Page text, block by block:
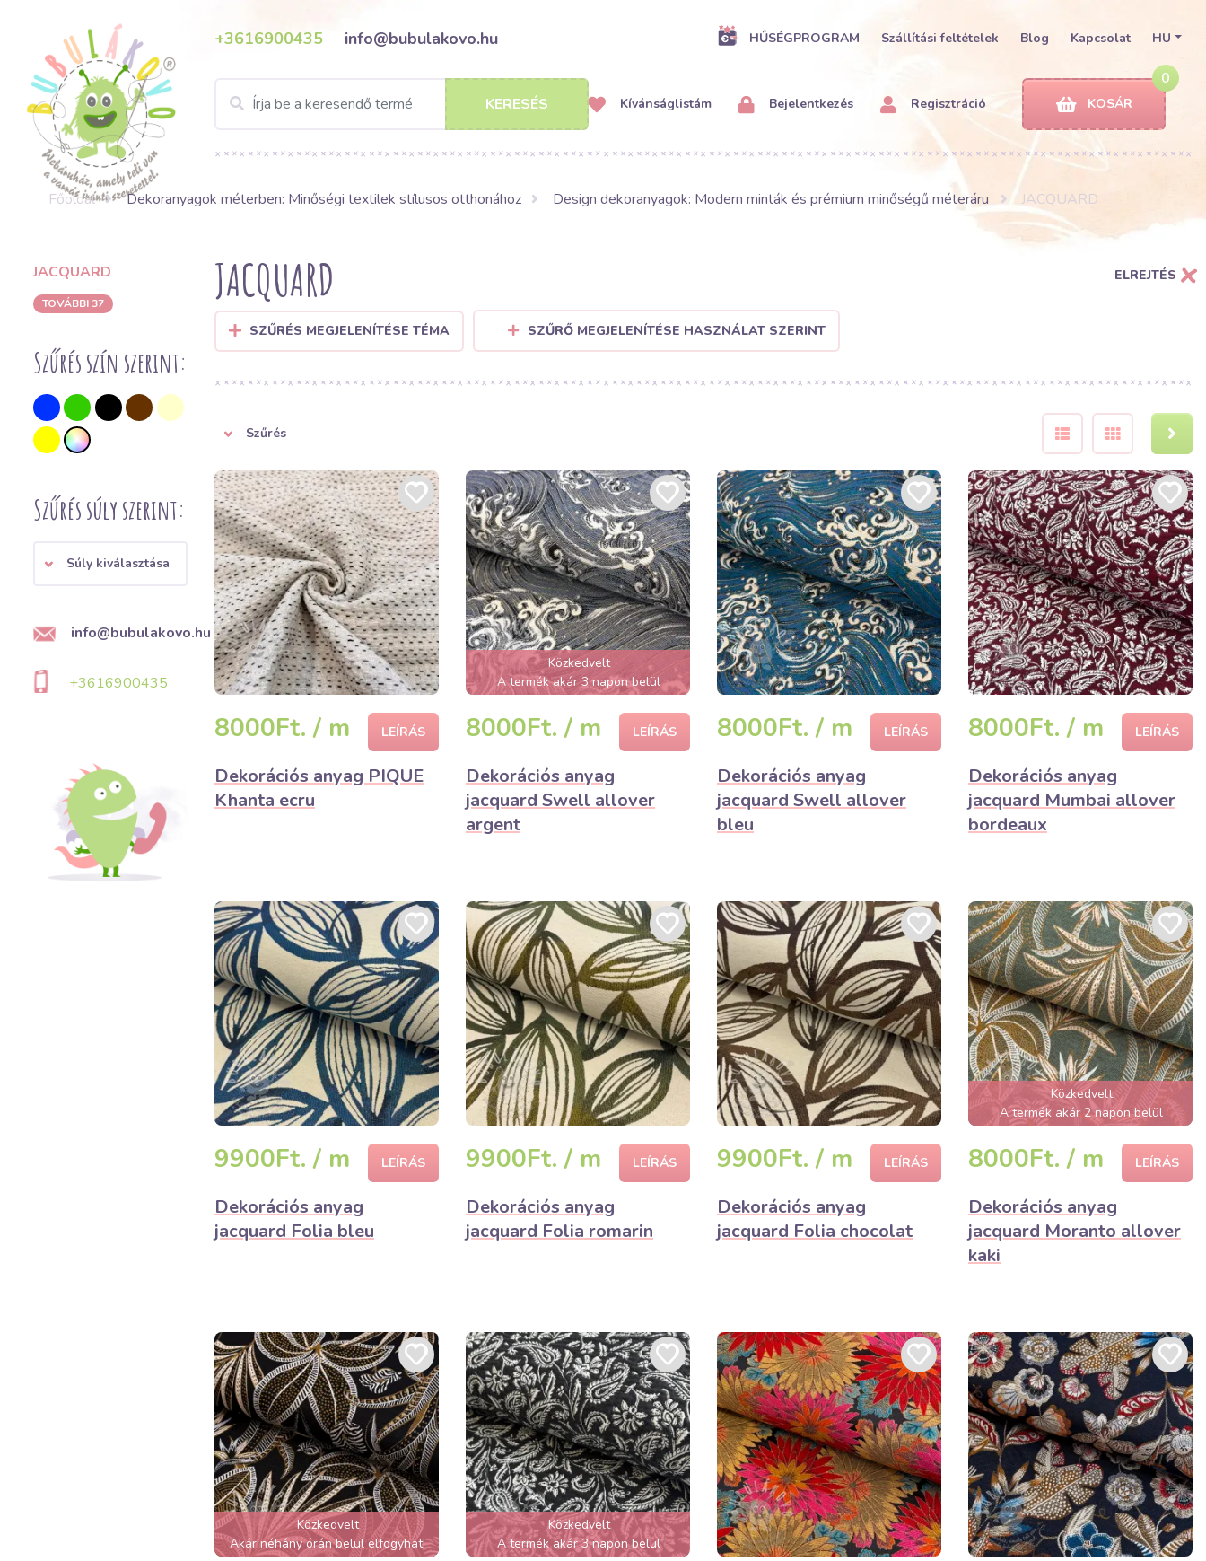
+3616900435 info@bubulakovo.hu HŰSÉGPROGRAM Szállítási feltételek Blog Kapcsolat HU
KERESÉS Kívánságlistám Bejelentkezés Regisztráció
0
KOSÁR
Főoldal Dekoranyagok méterben: Minőségi textilek stílusos otthonához Design dekoranyagok: Modern minták és prémium minőségű méteráru JACQUARD
JACQUARD
TOVÁBBI 37
Szűrés szín szerint:
Szűrés súly szerint:
Súly kiválasztása
info@bubulakovo.hu
+3616900435
JACQUARD ELREJTÉS
SZŰRÉS MEGJELENÍTÉSE TÉMA SZŰRŐ MEGJELENÍTÉSE HASZNÁLAT SZERINT
Szűrés
8000Ft. / m LEÍRÁS
Dekorációs anyag PIQUE
Khanta ecru
Közkedvelt
A termék akár 3 napon belül
elfogyhat!
8000Ft. / m LEÍRÁS
Dekorációs anyag
jacquard Swell allover
argent
8000Ft. / m LEÍRÁS
Dekorációs anyag
jacquard Swell allover
bleu
8000Ft. / m LEÍRÁS
Dekorációs anyag
jacquard Mumbai allover
bordeaux
9900Ft. / m LEÍRÁS
Dekorációs anyag
jacquard Folia bleu
9900Ft. / m LEÍRÁS
Dekorációs anyag
jacquard Folia romarin
9900Ft. / m LEÍRÁS
Dekorációs anyag
jacquard Folia chocolat
Közkedvelt
A termék akár 2 napon belül
elfogyhat!
8000Ft. / m LEÍRÁS
Dekorációs anyag
jacquard Moranto allover
kaki
Közkedvelt
Akár néhány órán belül elfogyhat!
Közkedvelt
A termék akár 3 napon belül